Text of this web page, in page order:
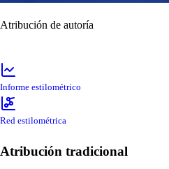
Atribución de autoría
Informe estilométrico
Red estilométrica
Atribución tradicional